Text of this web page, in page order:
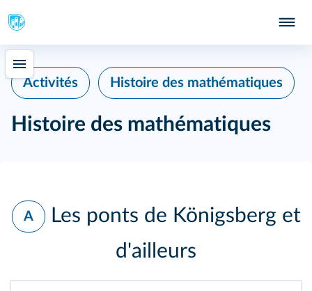
Activités Histoire des mathématiques
Histoire des mathématiques
A
Les ponts de Königsberg et
d'ailleurs